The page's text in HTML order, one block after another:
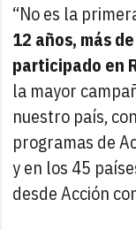
“No es la
12 años, más
participado en
la mayor
nuestro país,
programas de
y en los 45
desde Acción